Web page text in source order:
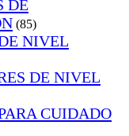
DE
(85)
NIVEL
DE NIVEL
CUIDADO